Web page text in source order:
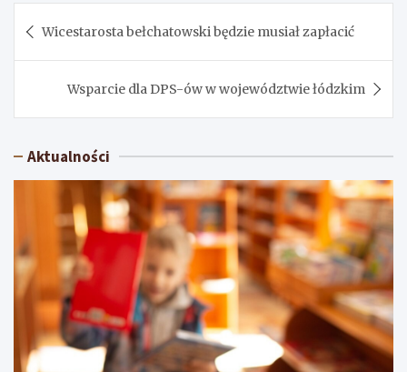
wpisu
Wicestarosta bełchatowski będzie musiał zapłacić
Wsparcie dla DPS-ów w województwie łódzkim
Aktualności